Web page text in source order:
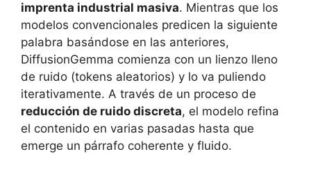
imprenta industrial masiva. Mientras que los
modelos convencionales predicen la siguiente
palabra basándose en las anteriores,
DiffusionGemma comienza con un lienzo lleno
de ruido (tokens aleatorios) y lo va puliendo
iterativamente. A través de un proceso de
reducción de ruido discreta, el modelo refina
el contenido en varias pasadas hasta que
emerge un párrafo coherente y fluido.